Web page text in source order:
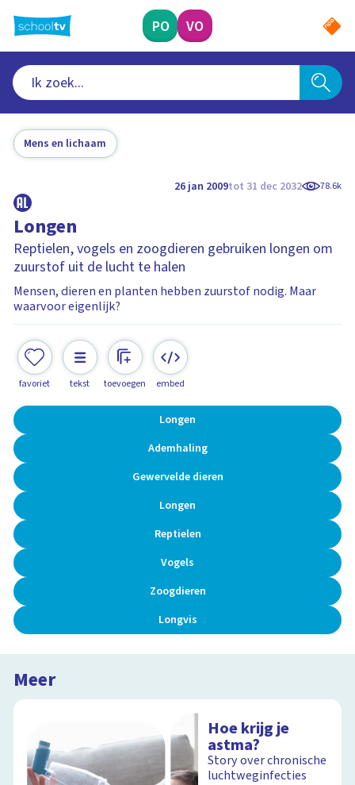
naar
hoofdinhoud
PO VO
Mens en lichaam
26 jan 2009tot 31 dec 2032 78.6k
Longen
Reptielen, vogels en zoogdieren gebruiken longen om
zuurstof uit de lucht te halen
Mensen, dieren en planten hebben zuurstof nodig. Maar
waarvoor eigenlijk?
favoriet tekst toevoegen embed
Longen
Ademhaling
Gewervelde dieren
Longen
Reptielen
Vogels
Zoogdieren
Longvis
Meer
Hoe krijg je
astma?
Story over chronische
luchtweginfecties